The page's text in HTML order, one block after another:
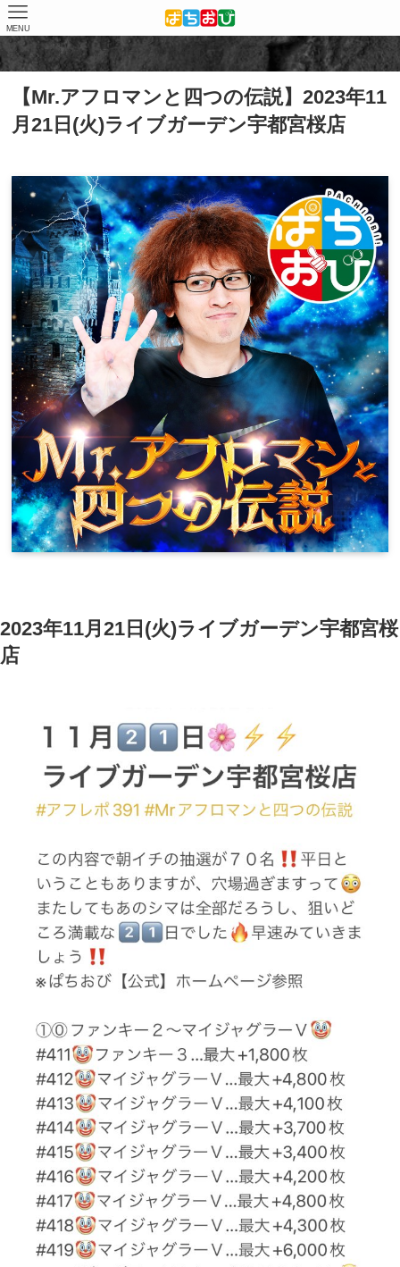
MENU
ホーム 取材結果 Mr.アフロマンと四つの伝説
【Mr.アフロマンと四つの伝説】2023年11
月21日(火)ライブガーデン宇都宮桜店
2023年11月21日(火)ライブガーデン宇都宮桜
店